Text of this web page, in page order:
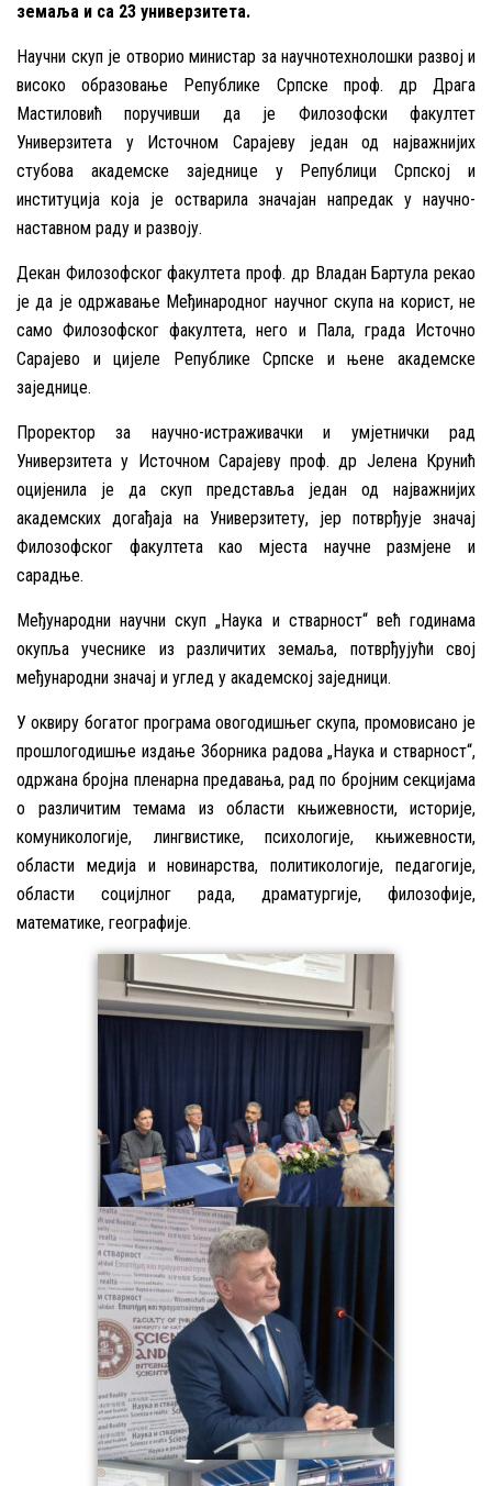
земаља и са 23 универзитета.
Научни скуп је отворио министар за научнотехнолошки развој и
високо образовање Републике Српске проф. др Драга
Мастиловић поручивши да је Филозофски факултет
Универзитета у Источном Сарајеву један од најважнијих
стубова академске заједнице у Републици Српској и
институција која је остварила значајан напредак у научно-
наставном раду и развоју.
Декан Филозофског факултета проф. др Владан Бартула рекао
је да је одржавање Међинародног научног скупа на корист, не
само Филозофског факултета, него и Пала, града Источно
Сарајево и цијеле Републике Српске и њене академске
заједнице.
Проректор за научно-истраживачки и умјетнички рад
Универзитета у Источном Сарајеву проф. др Јелена Крунић
оцијенила је да скуп представља један од најважнијих
академских догађаја на Универзитету, јер потврђује значај
Филозофског факултета као мјеста научне размјене и
сарадње.
Међународни научни скуп „Наука и стварност“ већ годинама
окупља учеснике из различитих земаља, потврђујући свој
међународни значај и углед у академској заједници.
У оквиру богатог програма овогодишњег скупа, промовисано је
прошлогодишње издање Зборника радова „Наука и стварност“,
одржана бројна пленарна предавања, рад по бројним секцијама
о различитим темама из области књижевности, историје,
комуникологије, лингвистике, психологије, књижевности,
области медија и новинарства, политикологије, педагогије,
области социјлног рада, драматургије, филозофије,
математике, географије.